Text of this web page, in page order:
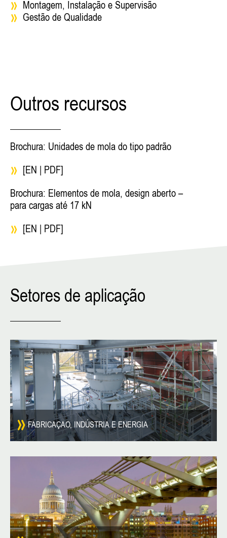
Montagem, Instalação e Supervisão
Gestão de Qualidade
Outros recursos
Brochura: Unidades de mola do tipo padrão
[EN | PDF]
Brochura: Elementos de mola, design aberto –
para cargas até 17 kN
[EN | PDF]
Setores de aplicação
FABRICAÇAO, INDÚSTRIA E ENERGIA